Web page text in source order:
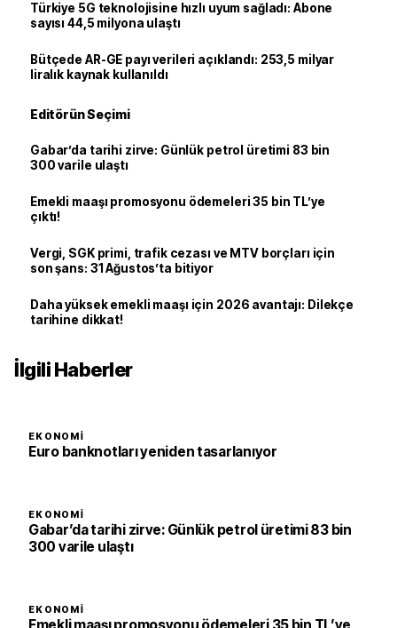
Türkiye 5G teknolojisine hızlı uyum sağladı: Abone
sayısı 44,5 milyona ulaştı
Bütçede AR-GE payı verileri açıklandı: 253,5 milyar
liralık kaynak kullanıldı
Editörün Seçimi
Gabar’da tarihi zirve: Günlük petrol üretimi 83 bin
300 varile ulaştı
Emekli maaşı promosyonu ödemeleri 35 bin TL’ye
çıktı!
Vergi, SGK primi, trafik cezası ve MTV borçları için
son şans: 31 Ağustos’ta bitiyor
Daha yüksek emekli maaşı için 2026 avantajı: Dilekçe
tarihine dikkat!
İlgili Haberler
EKONOMI
Euro banknotları yeniden tasarlanıyor
EKONOMI
Gabar’da tarihi zirve: Günlük petrol üretimi 83 bin
300 varile ulaştı
EKONOMI